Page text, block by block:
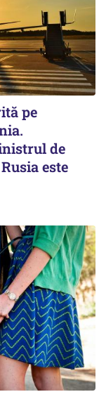
pe
de
este